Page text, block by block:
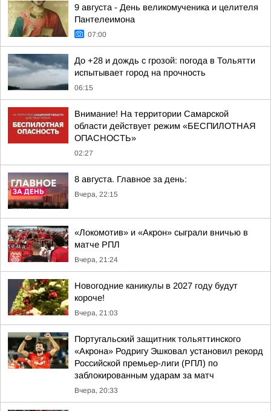
9 августа - День великомученика и целителя
Пантелеимона
07:00
До +28 и дождь с грозой: погода в Тольятти
испытывает город на прочность
06:15
Внимание! На территории Самарской
области действует режим «БЕСПИЛОТНАЯ
ОПАСНОСТЬ»
02:27
8 августа. Главное за день:
Вчера, 22:15
«Локомотив» и «Акрон» сыграли вничью в
матче РПЛ
Вчера, 21:24
Новогодние каникулы в 2027 году будут
короче!
Вчера, 21:03
Португальский защитник тольяттинского
«Акрона» Родригу Эшковал установил рекорд
Российской премьер-лиги (РПЛ) по
заблокированным ударам за матч
Вчера, 20:33